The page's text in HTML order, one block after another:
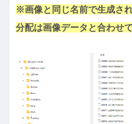
※画像と同じ名前で生成さ
分配は画像データと合わせ